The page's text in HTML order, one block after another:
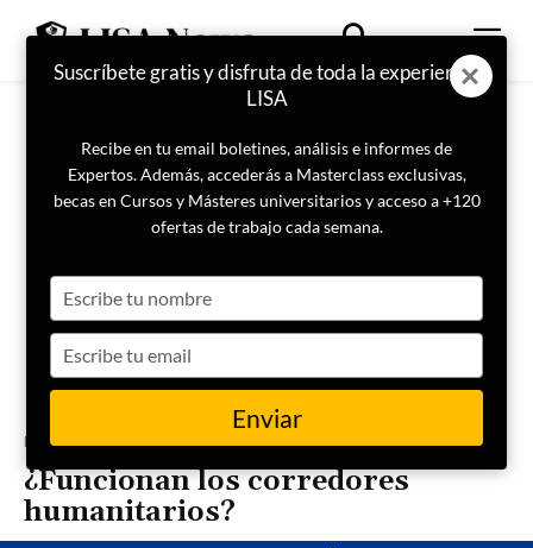
Portada Actualidad
¿Funcionan los corredores
humanitarios?
Suscríbete gratis y disfruta de toda la experiencia
LISA
Recibe en tu email boletines, análisis e informes de
Expertos. Además, accederás a Masterclass exclusivas,
becas en Cursos y Másteres universitarios y acceso a +120
ofertas de trabajo cada semana.
your
name
your
email
Enviar